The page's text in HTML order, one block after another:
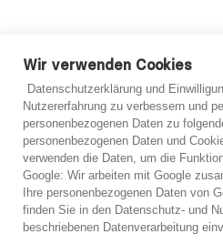
*Hinweis: abo-hilfe.de dient
Verbraucher sowie das
Informationserteilung,
Ersteinschätzung
verbindliche Einschätzung
Wir verwenden Cookies
Datenschutzerklärung und
Nutzererfahrung zu verbessern und
personenbezogenen Daten zu
personenbezogenen Daten und
verwenden die Daten, um die
Google: Wir arbeiten mit Google
Ihre personenbezogenen Daten von
finden Sie in den Datenschutz- und
beschriebenen Datenverarbeitung